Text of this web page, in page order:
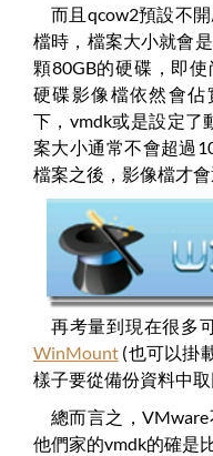
而且qcow2預設不
檔時，檔案大小就會
顆80GB的硬碟，即
硬碟影像檔依然會佔
下，vmdk或是設定了
案大小通常不會超過
檔案之後，影像檔才會
再考量到現在很多
WinMount (也可以掛
樣子要從備份資料中
總而言之，VMware
他們家的vmdk的確是